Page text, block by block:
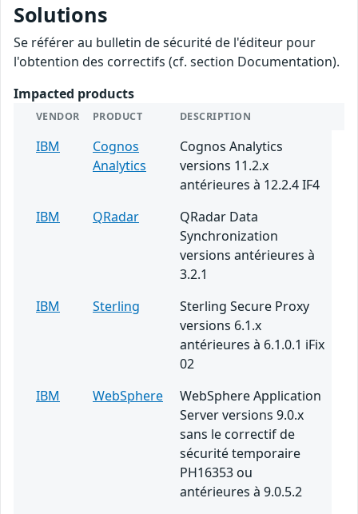
Solutions
Se référer au bulletin de sécurité de l'éditeur pour
l'obtention des correctifs (cf. section Documentation).
Impacted products
VENDOR PRODUCT DESCRIPTION
IBM
Cognos
Analytics
Cognos Analytics
versions 11.2.x
antérieures à 12.2.4 IF4
IBM
QRadar
QRadar Data
Synchronization
versions antérieures à
3.2.1
IBM
Sterling
Sterling Secure Proxy
versions 6.1.x
antérieures à 6.1.0.1 iFix
02
IBM
WebSphere
WebSphere Application
Server versions 9.0.x
sans le correctif de
sécurité temporaire
PH16353 ou
antérieures à 9.0.5.2